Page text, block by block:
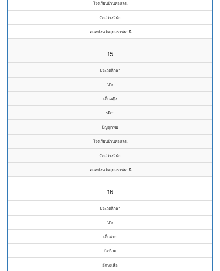
โรงเรียนบ้านคอแลน
วัดสว่างวินัย
คณะจังหวัดอุบลราชธานี
15
ประถมศึกษา
ป.๖
เด็กหญิง
รมิตา
ปัญญาพอ
โรงเรียนบ้านคอแลน
วัดสว่างวินัย
คณะจังหวัดอุบลราชธานี
16
ประถมศึกษา
ป.๖
เด็กชาย
กิตติภพ
อักษรเสือ